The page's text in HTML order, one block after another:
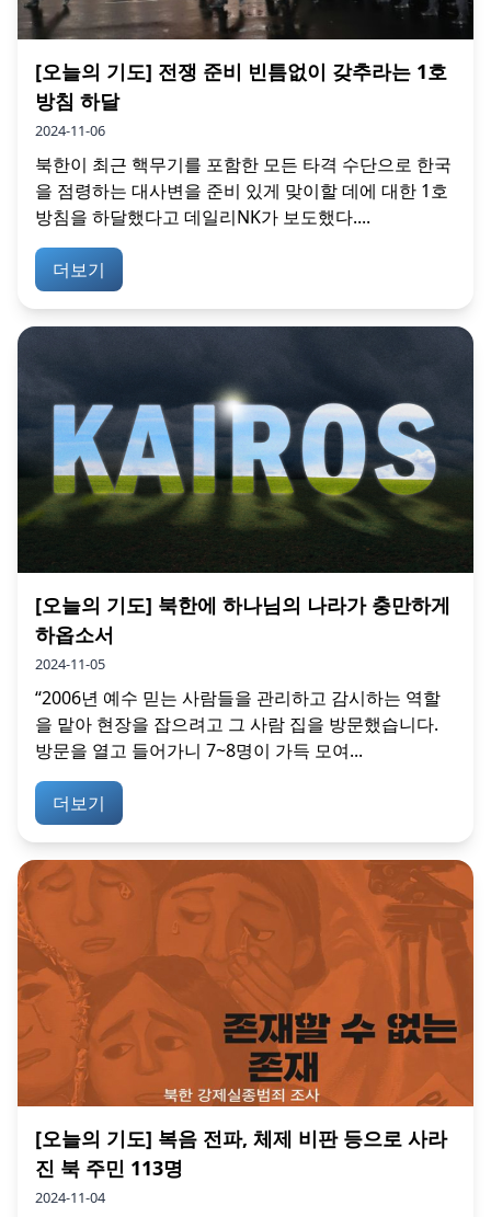
[오늘의 기도] 전쟁 준비 빈틈없이 갖추라는 1호
방침 하달
2024-11-06
북한이 최근 핵무기를 포함한 모든 타격 수단으로 한국
을 점령하는 대사변을 준비 있게 맞이할 데에 대한 1호
방침을 하달했다고 데일리NK가 보도했다....
더보기
[오늘의 기도] 북한에 하나님의 나라가 충만하게
하옵소서
2024-11-05
“2006년 예수 믿는 사람들을 관리하고 감시하는 역할
을 맡아 현장을 잡으려고 그 사람 집을 방문했습니다.
방문을 열고 들어가니 7~8명이 가득 모여...
더보기
[오늘의 기도] 복음 전파, 체제 비판 등으로 사라
진 북 주민 113명
2024-11-04